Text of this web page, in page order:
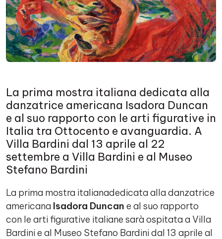
La prima mostra italiana dedicata alla
danzatrice americana Isadora Duncan
e al suo rapporto con le arti figurative in
Italia tra Ottocento e avanguardia. A
Villa Bardini dal 13 aprile al 22
settembre a Villa Bardini e al Museo
Stefano Bardini
La prima mostra italianadedicata alla danzatrice
americana Isadora Duncan e al suo rapporto
con le arti figurative italiane sarà ospitata a Villa
Bardini e al Museo Stefano Bardini dal 13 aprile al